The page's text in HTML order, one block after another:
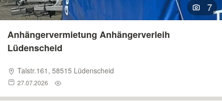
7
Anhängervermietung Anhängerverleih
Lüdenscheid
Talstr.161, 58515 Lüdenscheid
27.07.2026